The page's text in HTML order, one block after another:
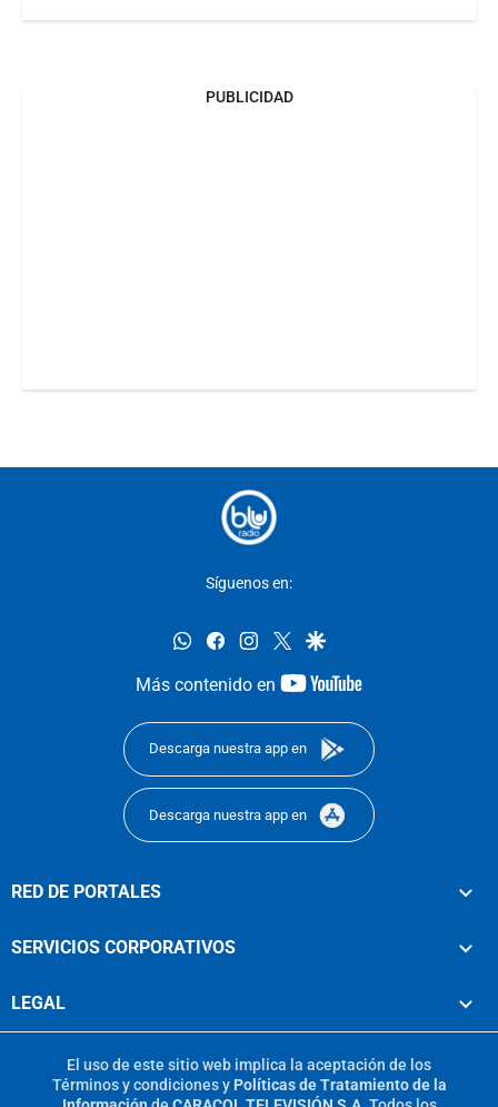
PUBLICIDAD
Síguenos en:
whatsappfacebookinstagram
twittergoogle
Más contenido en
youtube-
Descarga nuestra app en
Descarga nuestra app en
RED DE PORTALES
SERVICIOS CORPORATIVOS
LEGAL
El uso de este sitio web implica la aceptación de los
Términos y condicionesy Políticas de Tratamiento de la